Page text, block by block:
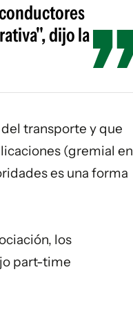
dijo la
transporte y que
(gremial en
es una forma
los
part-time